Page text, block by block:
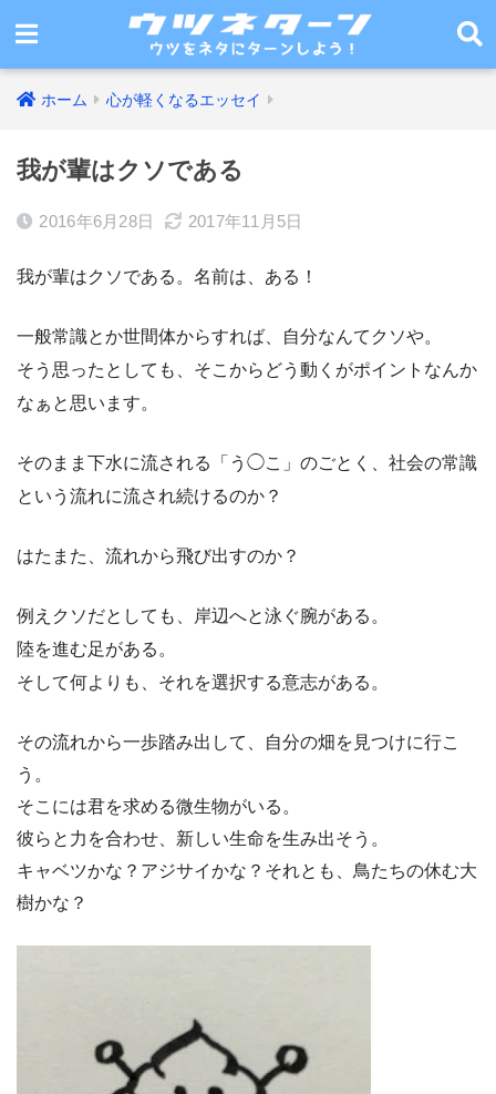
ホーム 心が軽くなるエッセイ
我が輩はクソである
2016年6月28日 2017年11月5日
我が輩はクソである。名前は、ある！
一般常識とか世間体からすれば、自分なんてクソや。
そう思ったとしても、そこからどう動くがポイントなんか
なぁと思います。
そのまま下水に流される「う◯こ」のごとく、社会の常識
という流れに流され続けるのか？
はたまた、流れから飛び出すのか？
例えクソだとしても、岸辺へと泳ぐ腕がある。
陸を進む足がある。
そして何よりも、それを選択する意志がある。
その流れから一歩踏み出して、自分の畑を見つけに行こ
う。
そこには君を求める微生物がいる。
彼らと力を合わせ、新しい生命を生み出そう。
キャベツかな？アジサイかな？それとも、鳥たちの休む大
樹かな？